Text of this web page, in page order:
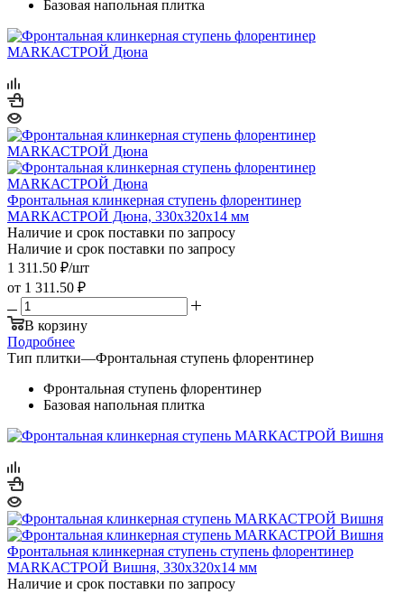
Базовая напольная плитка
Фронтальная клинкерная ступень флорентинер
МАRКАСТРОЙ Дюна, 330x320x14 мм
Наличие и срок поставки по запросу
Наличие и срок поставки по запросу
1 311.50 ₽/шт
от 1 311.50 ₽
В корзину
Подробнее
Тип плитки—Фронтальная ступень флорентинер
Фронтальная ступень флорентинер
Базовая напольная плитка
Фронтальная клинкерная ступень ступень флорентинер
МАRКАСТРОЙ Вишня, 330x320x14 мм
Наличие и срок поставки по запросу